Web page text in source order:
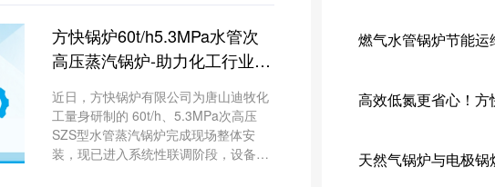
汽，从热源端支撑企业产能扩容与绿色
生产升级。
方快锅炉60t/h5.3MPa水管次
高压蒸汽锅炉-助力化工行业低
近日，方快锅炉有限公司为唐山迪牧化
工量身研制的 60t/h、5.3MPa次高压
SZS型水管蒸汽锅炉完成现场整体安
装，现已进入系统性联调阶段，设备投
燃气水管锅炉节能
高效低氮更省心！
天然气锅炉与电极